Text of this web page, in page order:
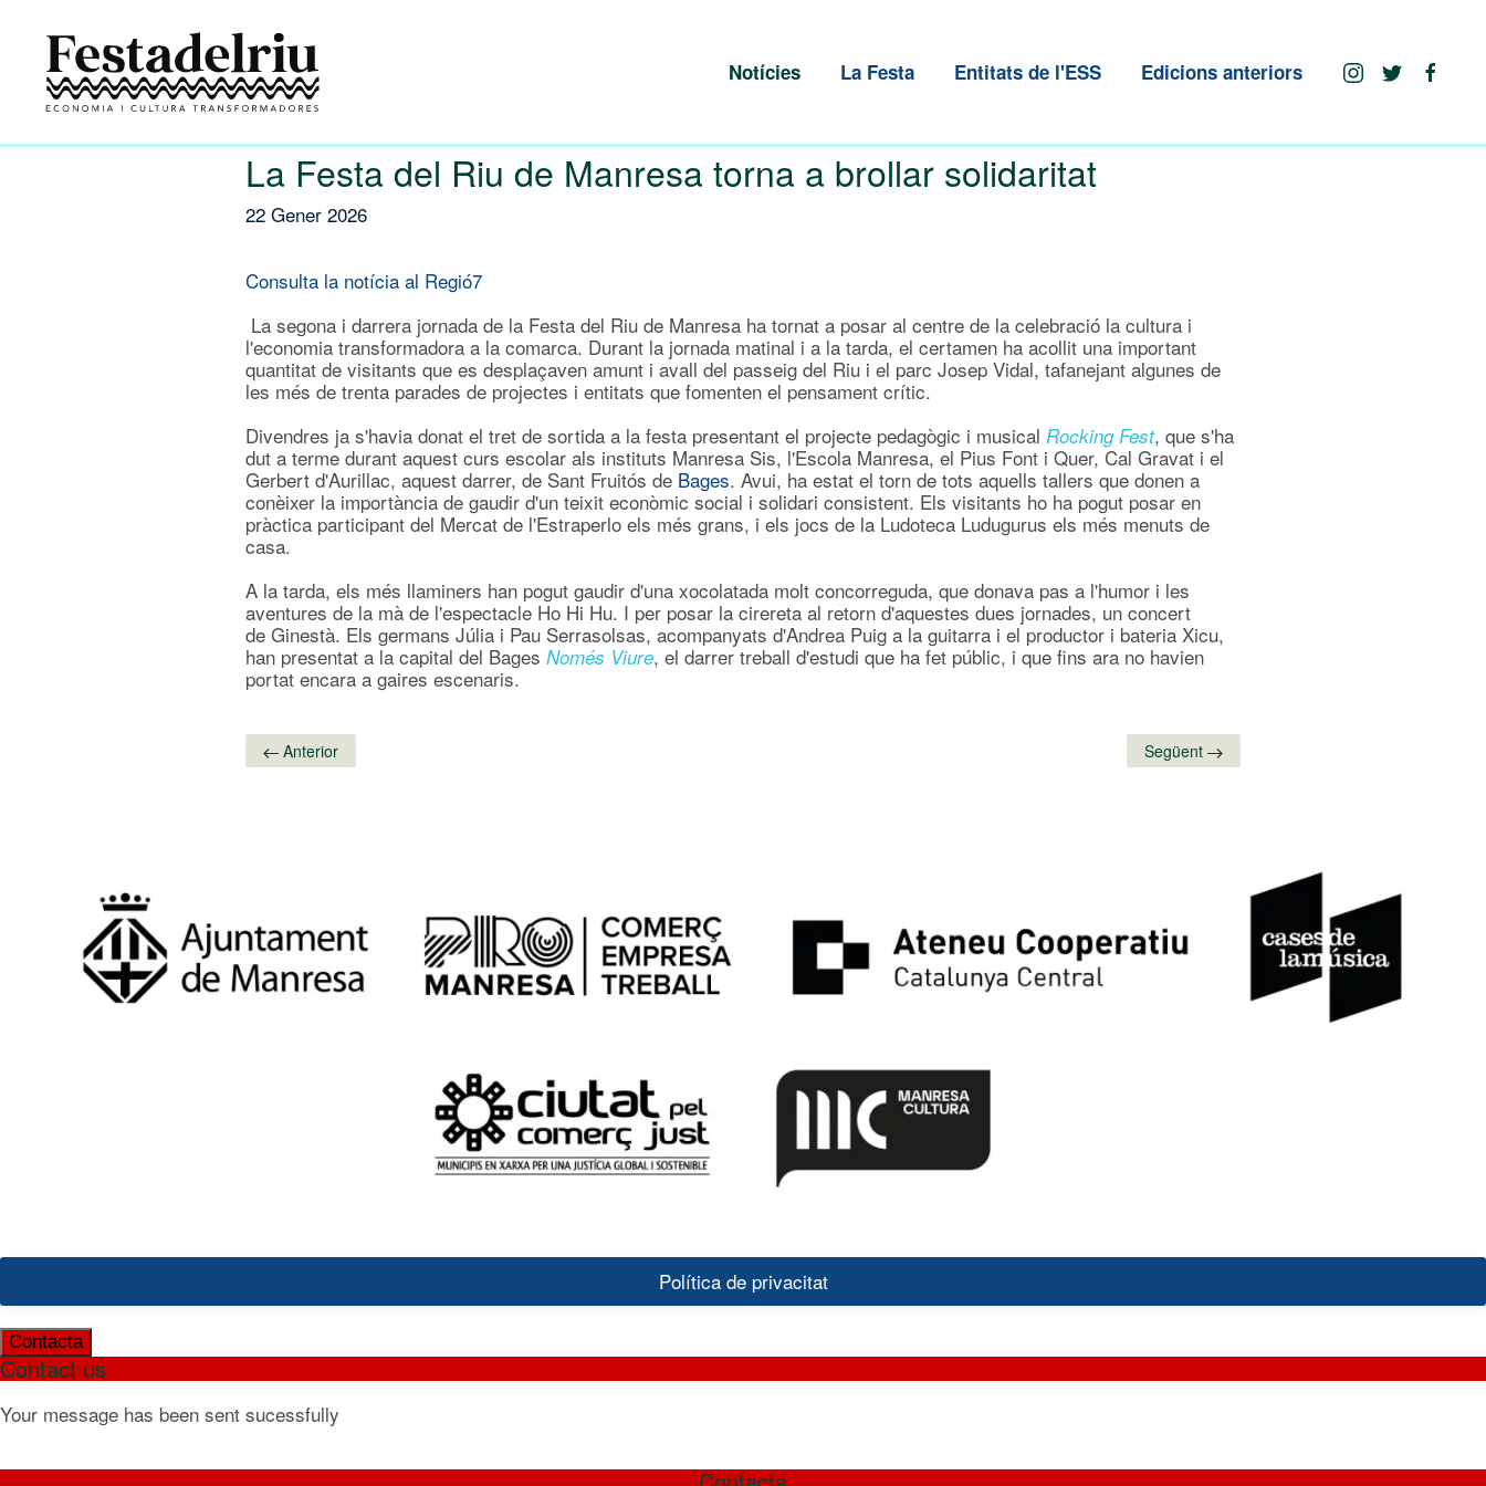
Notícies La Festa Entitats de l'ESS Edicions anteriors
La Festa del Riu de Manresa torna a brollar solidaritat
22 Gener 2026
Consulta la notícia al Regió7
La segona i darrera jornada de la Festa del Riu de Manresa ha tornat a posar al centre de la celebració la cultura i
l'economia transformadora a la comarca. Durant la jornada matinal i a la tarda, el certamen ha acollit una important
quantitat de visitants que es desplaçaven amunt i avall del passeig del Riu i el parc Josep Vidal, tafanejant algunes de
les més de trenta parades de projectes i entitats que fomenten el pensament crític.
Divendres ja s'havia donat el tret de sortida a la festa presentant el projecte pedagògic i musical Rocking Fest, que s'ha
dut a terme durant aquest curs escolar als instituts Manresa Sis, l'Escola Manresa, el Pius Font i Quer, Cal Gravat i el
Gerbert d'Aurillac, aquest darrer, de Sant Fruitós de Bages. Avui, ha estat el torn de tots aquells tallers que donen a
conèixer la importància de gaudir d'un teixit econòmic social i solidari consistent. Els visitants ho ha pogut posar en
pràctica participant del Mercat de l'Estraperlo els més grans, i els jocs de la Ludoteca Ludugurus els més menuts de
casa.
A la tarda, els més llaminers han pogut gaudir d'una xocolatada molt concorreguda, que donava pas a l'humor i les
aventures de la mà de l'espectacle Ho Hi Hu. I per posar la cirereta al retorn d'aquestes dues jornades, un concert
de Ginestà. Els germans Júlia i Pau Serrasolsas, acompanyats d'Andrea Puig a la guitarra i el productor i bateria Xicu,
han presentat a la capital del Bages Només Viure, el darrer treball d'estudi que ha fet públic, i que fins ara no havien
portat encara a gaires escenaris.
Anterior Següent
Política de privacitat
Contacta
Contact us
Your message has been sent sucessfully